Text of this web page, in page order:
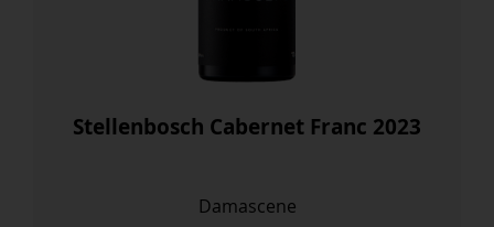
Stellenbosch Cabernet Franc 2023
Damascene